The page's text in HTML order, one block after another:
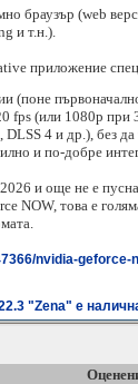
браузър (web
и т.н.).
приложение
(поне
fps (или 1080p при
4 и др.), без
и по-добре
и още не е
NOW, това е
nvidia-geforce-
"Zena" е